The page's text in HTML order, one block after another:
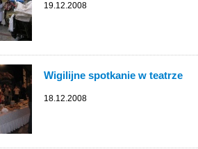
19.12.2008
Wigilijne spotkanie w teatrze
18.12.2008